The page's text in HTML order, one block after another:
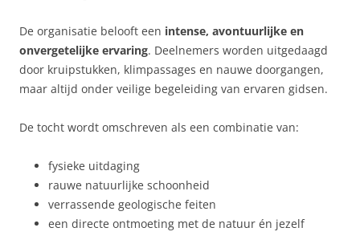
De organisatie belooft een intense, avontuurlijke en
onvergetelijke ervaring. Deelnemers worden uitgedaagd
door kruipstukken, klimpassages en nauwe doorgangen,
maar altijd onder veilige begeleiding van ervaren gidsen.
De tocht wordt omschreven als een combinatie van:
fysieke uitdaging
rauwe natuurlijke schoonheid
verrassende geologische feiten
een directe ontmoeting met de natuur én jezelf